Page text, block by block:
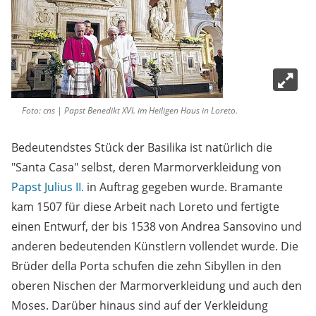
Foto: cns | Papst Benedikt XVI. im Heiligen Haus in Loreto.
Bedeutendstes Stück der Basilika ist natürlich die
"Santa Casa" selbst, deren Marmorverkleidung von
Papst Julius II. in Auftrag gegeben wurde. Bramante
kam 1507 für diese Arbeit nach Loreto und fertigte
einen Entwurf, der bis 1538 von Andrea Sansovino und
anderen bedeutenden Künstlern vollendet wurde. Die
Brüder della Porta schufen die zehn Sibyllen in den
oberen Nischen der Marmorverkleidung und auch den
Moses. Darüber hinaus sind auf der Verkleidung